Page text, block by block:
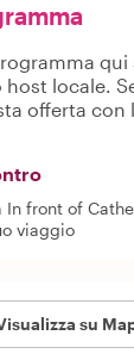
locale.
offerta con
In front of
viaggio
su